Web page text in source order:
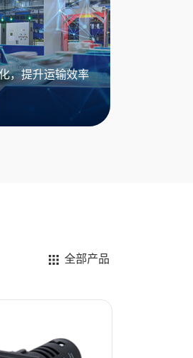
，提升运输效率
全部产品